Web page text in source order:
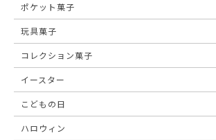
ポケット菓子
玩具菓子
コレクション菓子
イースター
こどもの日
ハロウィン